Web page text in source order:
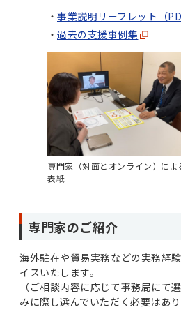
事業説明リーフレット（
過去の支援事例集
専門家（対面とオンライン）に
表紙
専門家のご紹介
海外駐在や貿易実務などの実務経
イスいたします。
（ご相談内容に応じて事務局にて
みに際し選んでいただく必要はあり